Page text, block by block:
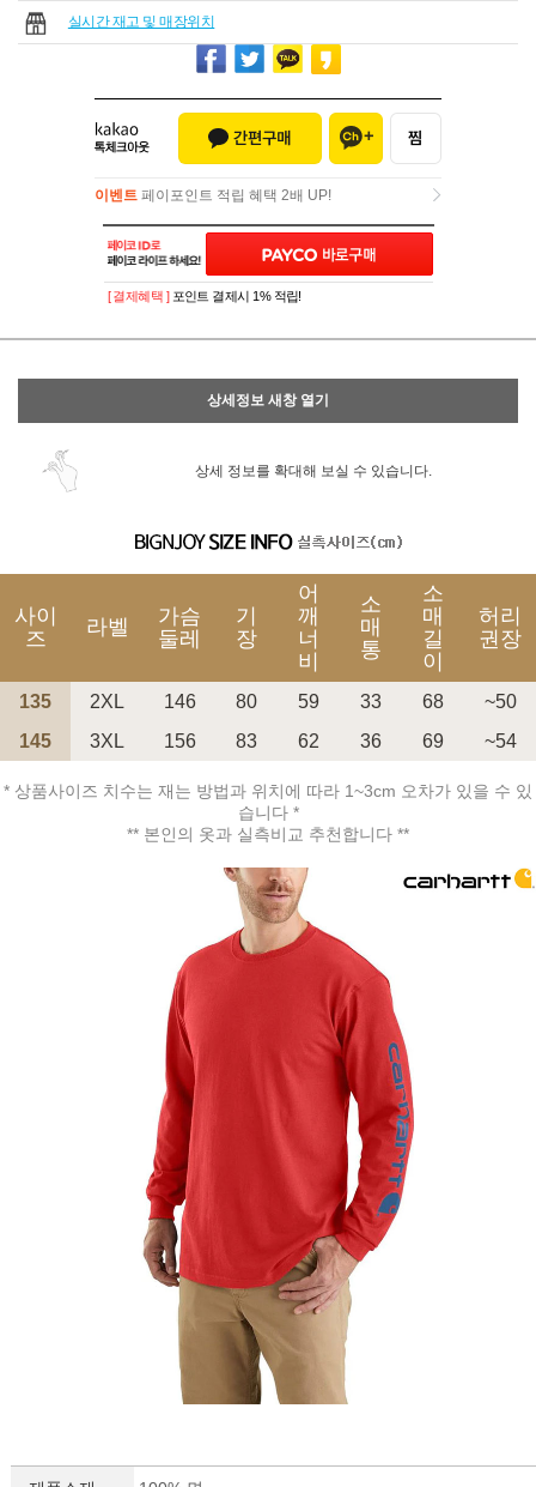
실시간 재고 및 매장위치
이벤트 페이포인트 적립 혜택 2배 UP!
이벤트페이포인트 적립 혜택 2배 UP!
페이코 ID로 페
PAYCO 바로구매
[ 결제혜택 ] 포인트 결제시 1% 적립!
상세정보 새창 열기
상세 정보를 확대해 보실 수 있습니다.
사이
즈
라벨
가슴
둘레
기
장
어
깨
너
비
소
매
통
소
매
길
이
허리
권장
135 2XL 146 80 59 33 68
~50
145
3XL 156 83 62 36 69 ~54
* 상품사이즈 치수는 재는 방법과 위치에 따라 1~3cm 오차가 있을 수 있
습니다 *
** 본인의 옷과 실측비교 추천합니다 **